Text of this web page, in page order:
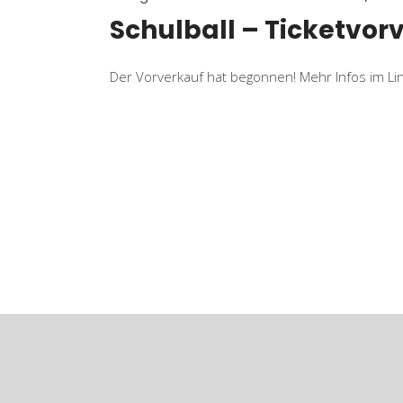
Schulball –
Der Vorverkauf hat begonnen! Mehr Infos im